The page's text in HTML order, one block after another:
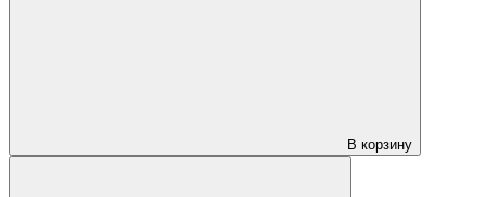
В корзину